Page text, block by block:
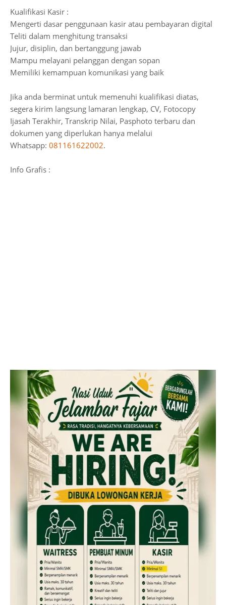
Kualifikasi Kasir :
Mengerti dasar penggunaan kasir atau pembayaran digital
Teliti dalam menghitung transaksi
Jujur, disiplin, dan bertanggung jawab
Mampu melayani pelanggan dengan sopan
Memiliki kemampuan komunikasi yang baik
Jika anda berminat untuk memenuhi kualifikasi diatas,
segera kirim langsung lamaran lengkap, CV, Fotocopy
Ijasah Terakhir, Transkrip Nilai, Pasphoto terbaru dan
dokumen yang diperlukan hanya melalui
Whatsapp: 081161622002.
Info Grafis :